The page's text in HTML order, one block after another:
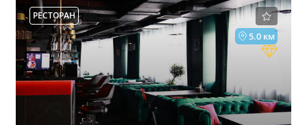
РЕСТОРАН
5.0 км